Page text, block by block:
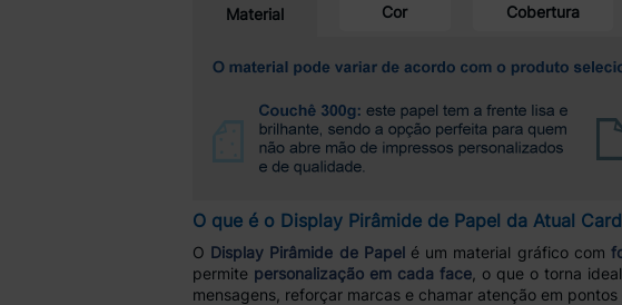
Material Cor Cobertura
O que é o Display Pirâmide de Papel da Atual
O Display Pirâmide de Papelé um material gráfico com
permite personalização em cada face, o que o torna
mensagens, reforçar marcas e chamar atenção em